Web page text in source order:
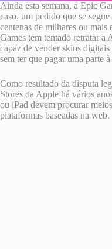
Ainda esta semana, a ‌Epic
caso, um pedido que se
centenas de milhares ou
Games‌ tem tentado retratar a
capaz de vender skins
sem ter que pagar uma parte
Como resultado da disputa
Stores da Apple há vários
ou iPad devem procurar
plataformas baseadas na web.